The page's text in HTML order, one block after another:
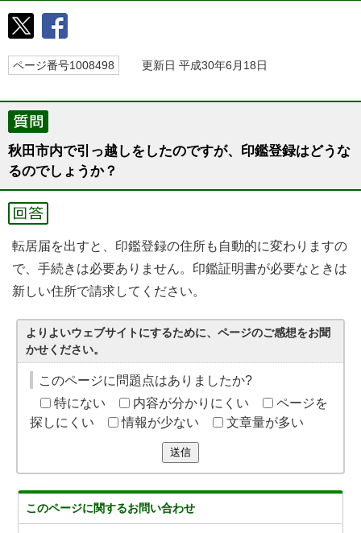
ページ番号1008498 更新日 平成30年6月18日
秋田市内で引っ越しをしたのですが、印鑑登録はどうな
るのでしょうか？
転居届を出すと、印鑑登録の住所も自動的に変わりますの
で、手続きは必要ありません。印鑑証明書が必要なときは
新しい住所で請求してください。
よりよいウェブサイトにするために、ページのご感想をお聞
かせください。
このページに問題点はありましたか?
特にない
内容が分かりにくい
ページを
探しにくい
情報が少ない 文章量が多い
送信
このページに関するお問い合わせ